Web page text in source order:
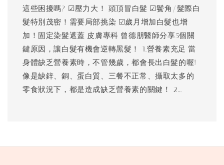
這些困擾嗎? ☑壓力大！ 頭頂冒白髮 ☑鬢角/髮際白
髮特別茂密！需要局部挑染 ☑歲月增加白髮也增
加！固定染髮遮蓋 皮膚專科 曾德朋醫師分享5個關
鍵原因，讓白髮有機會逆轉黑髮！ 1.營養素充足 當
身體缺乏營養素時，不管幾歲，都會長出白髮的喔!
像是缺鋅、銅、蛋白質、三餐不正常、攝取太多的
零食狀況下，都是造成缺乏營養素的關鍵！ 2...